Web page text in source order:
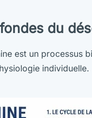
du
est un processus
individuelle.